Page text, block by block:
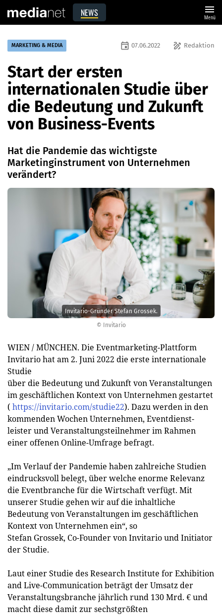
NEWS menu
Menü
© Invitario
Invitario-Gründer Stefan Grossek.
MARKETING & MEDIA draw Redaktion
event 07.06.2022
Start der ersten
internationalen Studie über
die Bedeutung und Zukunft
von Business-Events
Hat die Pandemie das wichtigste
Marketinginstrument von Unternehmen
verändert?
WIEN / MÜNCHEN. Die Eventmarketing-Plattform
Invitario hat am 2. Juni 2022 die erste internationale
Studie
über die Bedeutung und Zukunft von Veranstaltungen
im geschäftlichen Kontext von Unternehmen gestartet
( https://invitario.com/studie22). Dazu werden in den
kommenden Wochen Unternehmen, Eventdienst-
leister und Veranstaltungsteilnehmer im Rahmen
einer offenen Online-Umfrage befragt.
„Im Verlauf der Pandemie haben zahlreiche Studien
eindrucksvoll belegt, über welche enorme Relevanz
die Eventbranche für die Wirtschaft verfügt. Mit
unserer Studie gehen wir auf die inhaltliche
Bedeutung von Veranstaltungen im geschäftlichen
Kontext von Unternehmen ein“, so
Stefan Grossek, Co-Founder von Invitario und Initiator
der Studie.
Laut einer Studie des Research Institute for Exhibition
and Live-Communication beträgt der Umsatz der
Veranstaltungsbranche jährlich rund 130 Mrd. € und
macht diese damit zur sechstgrößten